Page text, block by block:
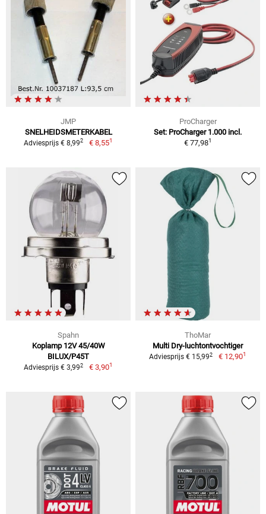
JMP
SNELHEIDSMETERKABEL
Adviesprijs € 8,992 € 8,551
ProCharger
Set: ProCharger 1.000 incl.
€ 77,981
Spahn
Koplamp 12V 45/40W
BILUX/P45T
Adviesprijs € 3,992 € 3,901
ThoMar
Multi Dry-luchtontvochtiger
Adviesprijs € 15,992 € 12,901